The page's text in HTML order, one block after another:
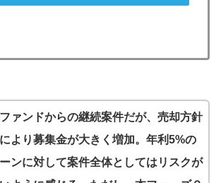
ァンドからの継続案件だが、売却方針
より募集金が大きく増加。年利5%の
ンに対して案件全体としてはリスクが